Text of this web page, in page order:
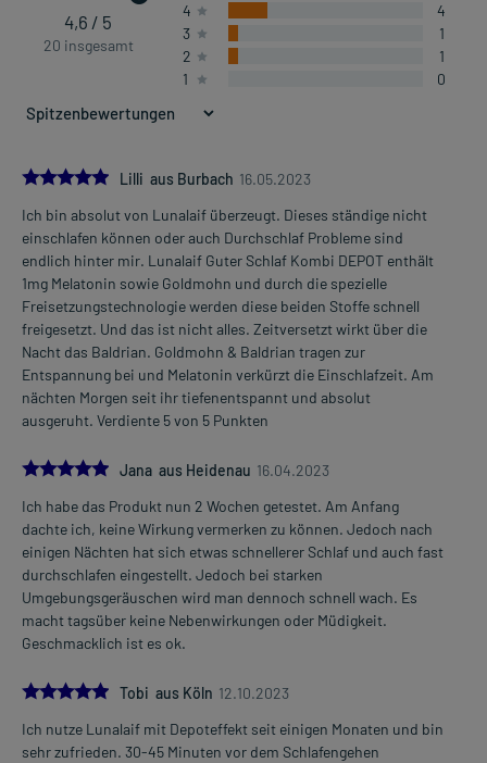
4,6 / 5
20 insgesamt
4
4
3
1
2
1
1
0
5.0Lilli aus Burbach 16.05.2023
Ich bin absolut von Lunalaif überzeugt. Dieses ständige nicht
einschlafen können oder auch Durchschlaf Probleme sind
endlich hinter mir. Lunalaif Guter Schlaf Kombi DEPOT enthält
1mg Melatonin sowie Goldmohn und durch die spezielle
Freisetzungstechnologie werden diese beiden Stoffe schnell
freigesetzt. Und das ist nicht alles. Zeitversetzt wirkt über die
Nacht das Baldrian. Goldmohn & Baldrian tragen zur
Entspannung bei und Melatonin verkürzt die Einschlafzeit. Am
nächten Morgen seit ihr tiefenentspannt und absolut
ausgeruht. Verdiente 5 von 5 Punkten
5.0
Jana aus Heidenau 16.04.2023
Ich habe das Produkt nun 2 Wochen getestet. Am Anfang
dachte ich, keine Wirkung vermerken zu können. Jedoch nach
einigen Nächten hat sich etwas schnellerer Schlaf und auch fast
durchschlafen eingestellt. Jedoch bei starken
Umgebungsgeräuschen wird man dennoch schnell wach. Es
macht tagsüber keine Nebenwirkungen oder Müdigkeit.
Geschmacklich ist es ok.
5.0
Tobi aus Köln 12.10.2023
Ich nutze Lunalaif mit Depoteffekt seit einigen Monaten und bin
sehr zufrieden. 30-45 Minuten vor dem Schlafengehen